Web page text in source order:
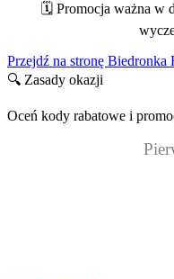
🗓️ Promocja ważna w
Przejdź na stronę Biedronka
🔍 Zasady okazji
Oceń kody rabatowe i